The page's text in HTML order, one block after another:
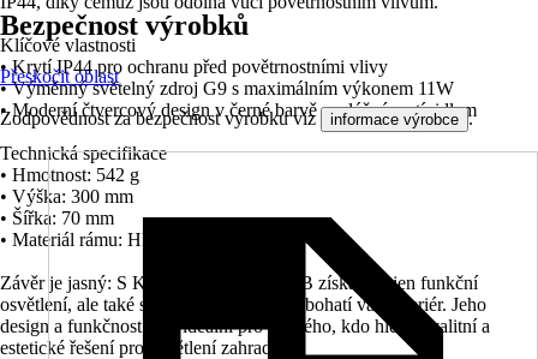
Klíčové vlastnosti
• Krytí IP44 pro ochranu před povětrnostními vlivy
• Výměnný světelný zdroj G9 s maximálním výkonem 11W
• Moderní čtvercový design v černé barvě s mléčným stínidlem
Technická specifikace
• Hmotnost: 542 g
• Výška: 300 mm
• Šířka: 70 mm
• Materiál rámu: Hliníková litina
Závěr je jasný: S Kanlux DASTEN 30 B získáte nejen funkční
osvětlení, ale také stylový prvek, který obohatí váš exteriér. Jeho
design a funkčnost jsou ideální pro každého, kdo hledá kvalitní a
estetické řešení pro osvětlení zahrady.
Bezpečnost výrobků
Přeskočit oblast
Zodpovědnost za bezpečnost výrobku viz informace výrobce .